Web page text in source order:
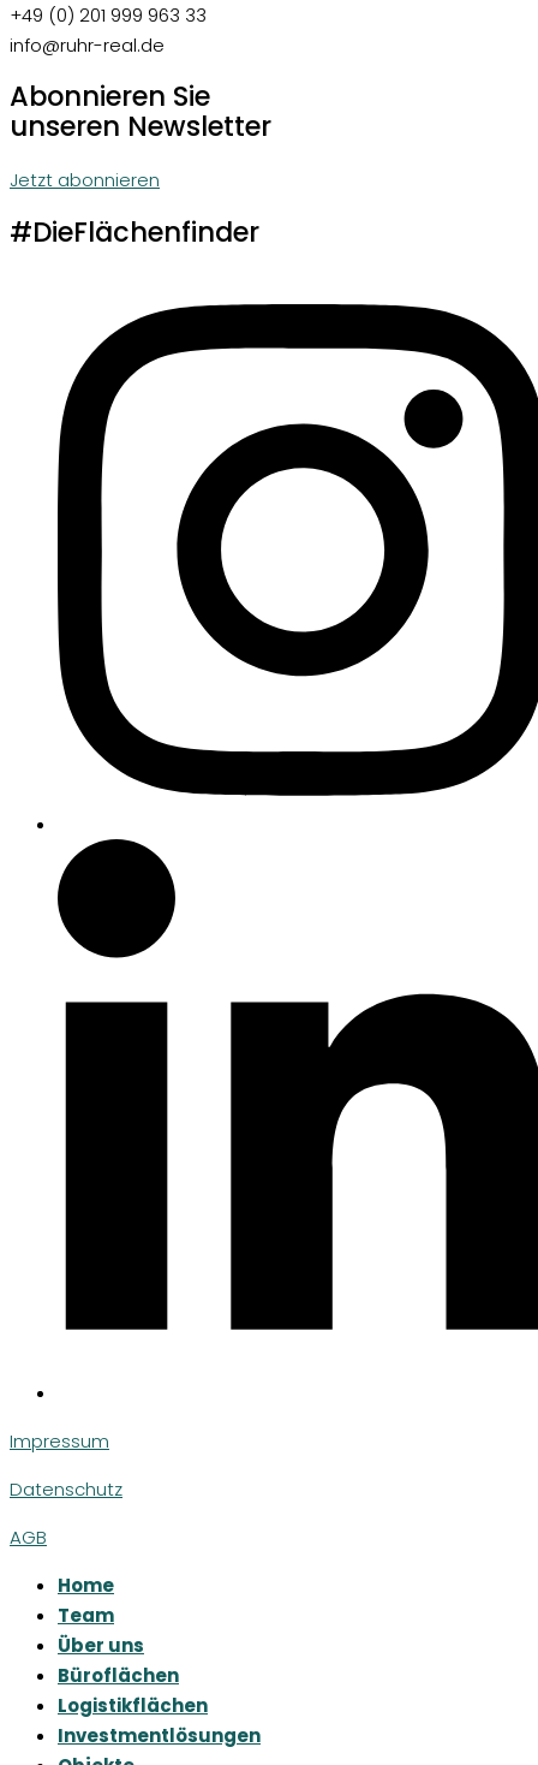
+49 (0) 201 999 963 33
info@ruhr-real.de
Abonnieren Sie
unseren Newsletter
Jetzt abonnieren
#DieFlächenfinder
Impressum
Datenschutz
AGB
Home
Team
Über uns
Büroflächen
Logistikflächen
Investmentlösungen